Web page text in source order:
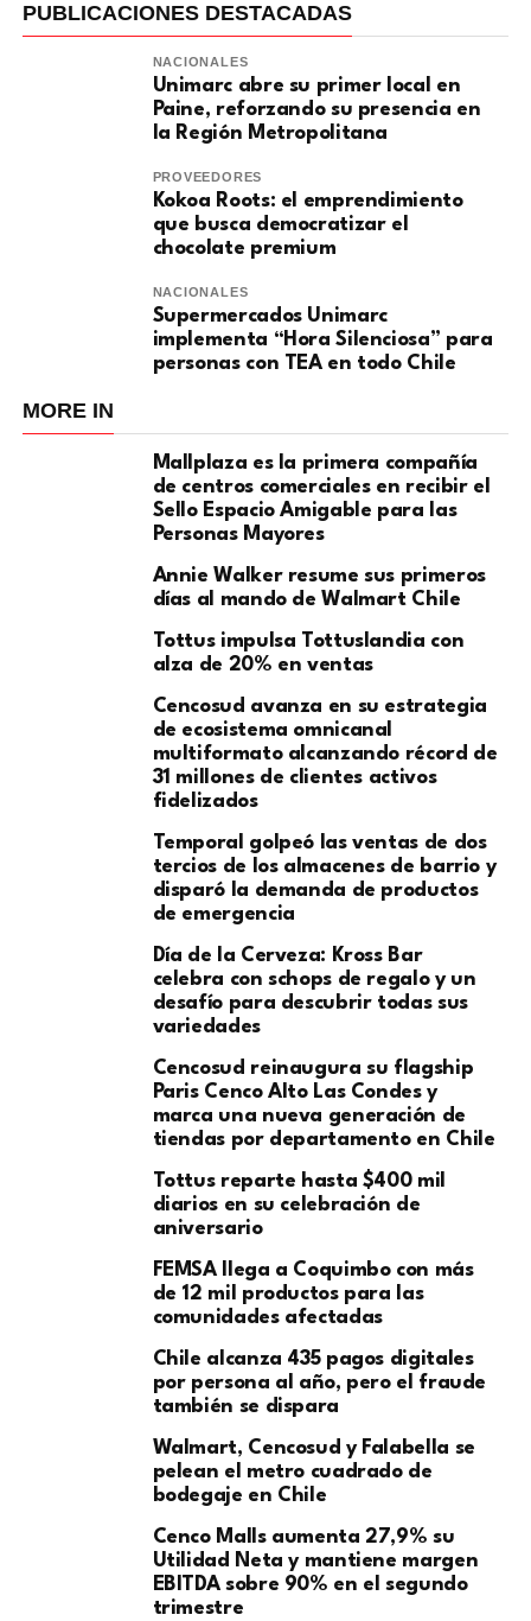
PUBLICACIONES DESTACADAS
NACIONALES
Unimarc abre su primer local en
Paine, reforzando su presencia en
la Región Metropolitana
PROVEEDORES
Kokoa Roots: el emprendimiento
que busca democratizar el
chocolate premium
NACIONALES
Supermercados Unimarc
implementa “Hora Silenciosa” para
personas con TEA en todo Chile
MORE IN
Mallplaza es la primera compañía
de centros comerciales en recibir el
Sello Espacio Amigable para las
Personas Mayores
Annie Walker resume sus primeros
días al mando de Walmart Chile
Tottus impulsa Tottuslandia con
alza de 20% en ventas
Cencosud avanza en su estrategia
de ecosistema omnicanal
multiformato alcanzando récord de
31 millones de clientes activos
fidelizados
Temporal golpeó las ventas de dos
tercios de los almacenes de barrio y
disparó la demanda de productos
de emergencia
Día de la Cerveza: Kross Bar
celebra con schops de regalo y un
desafío para descubrir todas sus
variedades
Cencosud reinaugura su flagship
Paris Cenco Alto Las Condes y
marca una nueva generación de
tiendas por departamento en Chile
Tottus reparte hasta $400 mil
diarios en su celebración de
aniversario
FEMSA llega a Coquimbo con más
de 12 mil productos para las
comunidades afectadas
Chile alcanza 435 pagos digitales
por persona al año, pero el fraude
también se dispara
Walmart, Cencosud y Falabella se
pelean el metro cuadrado de
bodegaje en Chile
Cenco Malls aumenta 27,9% su
Utilidad Neta y mantiene margen
EBITDA sobre 90% en el segundo
trimestre